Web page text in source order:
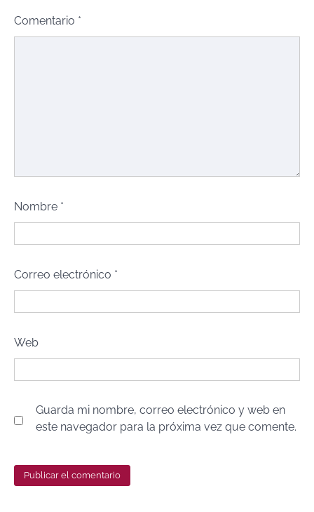
Comentario *
Nombre *
Correo electrónico *
Web
Guarda mi nombre, correo electrónico y web en
este navegador para la próxima vez que comente.